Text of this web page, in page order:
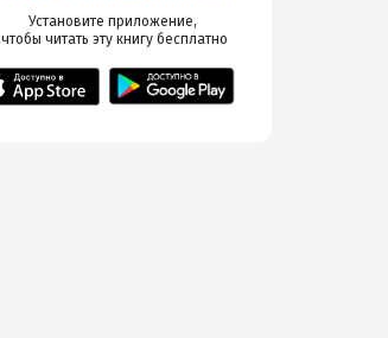
Установите приложение,
чтобы читать эту книгу бесплатно